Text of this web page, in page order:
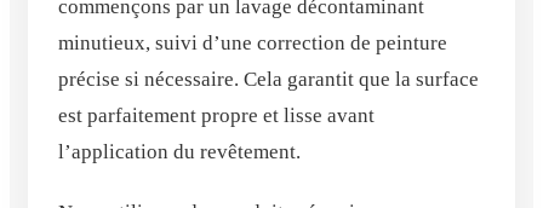
commençons par un lavage décontaminant
minutieux, suivi d’une correction de peinture
précise si nécessaire. Cela garantit que la surface
est parfaitement propre et lisse avant
l’application du revêtement.